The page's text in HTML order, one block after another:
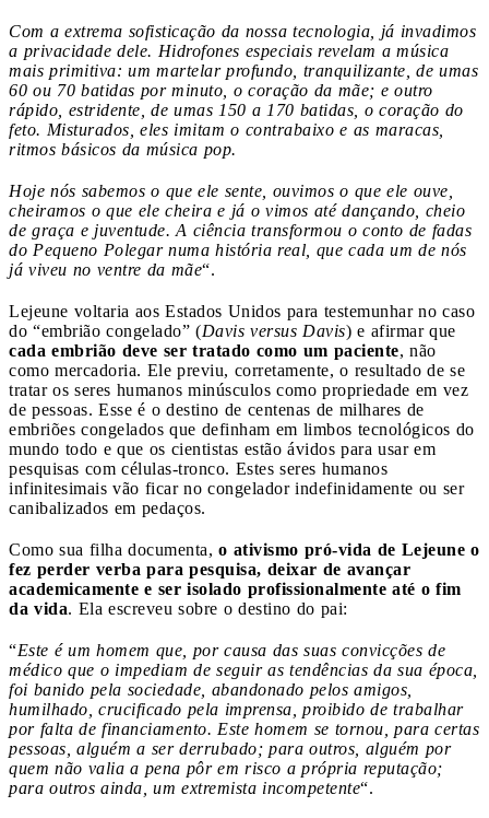
Com a extrema sofisticação da nossa tecnologia, já invadimos
a privacidade dele. Hidrofones especiais revelam a música
mais primitiva: um martelar profundo, tranquilizante, de umas
60 ou 70 batidas por minuto, o coração da mãe; e outro
rápido, estridente, de umas 150 a 170 batidas, o coração do
feto. Misturados, eles imitam o contrabaixo e as maracas,
ritmos básicos da música pop.
Hoje nós sabemos o que ele sente, ouvimos o que ele ouve,
cheiramos o que ele cheira e já o vimos até dançando, cheio
de graça e juventude. A ciência transformou o conto de fadas
do Pequeno Polegar numa história real, que cada um de nós
já viveu no ventre da mãe“.
Lejeune voltaria aos Estados Unidos para testemunhar no caso
do “embrião congelado” (Davis versus Davis) e afirmar que
cada embrião deve ser tratado como um paciente, não
como mercadoria. Ele previu, corretamente, o resultado de se
tratar os seres humanos minúsculos como propriedade em vez
de pessoas. Esse é o destino de centenas de milhares de
embriões congelados que definham em limbos tecnológicos do
mundo todo e que os cientistas estão ávidos para usar em
pesquisas com células-tronco. Estes seres humanos
infinitesimais vão ficar no congelador indefinidamente ou ser
canibalizados em pedaços.
Como sua filha documenta, o ativismo pró-vida de Lejeune o
fez perder verba para pesquisa, deixar de avançar
academicamente e ser isolado profissionalmente até o fim
da vida. Ela escreveu sobre o destino do pai:
“Este é um homem que, por causa das suas convicções de
médico que o impediam de seguir as tendências da sua época,
foi banido pela sociedade, abandonado pelos amigos,
humilhado, crucificado pela imprensa, proibido de trabalhar
por falta de financiamento. Este homem se tornou, para certas
pessoas, alguém a ser derrubado; para outros, alguém por
quem não valia a pena pôr em risco a própria reputação;
para outros ainda, um extremista incompetente“.